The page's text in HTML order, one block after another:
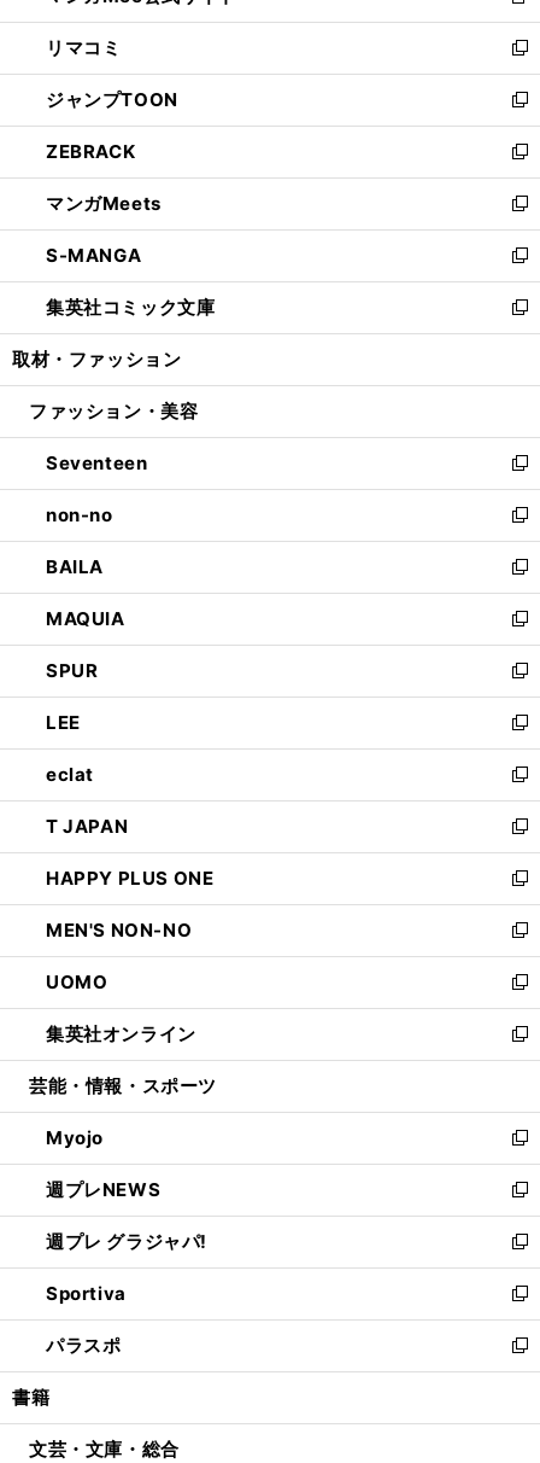
ウ
で
開
く
ン
ド
ウ
で
開
く
ウ
ィ
ン
ド
ウ
で
開
く
し
い
ウ
ィ
ン
ド
ウ
で
開
く
リマコミ
新
し
い
ウ
ィ
ン
ド
ウ
で
開
く
ジャンプTOON
新
し
い
ウ
ィ
ン
ド
ウ
で
開
ZEBRACK
新
し
い
ウ
ィ
ン
ド
ウ
開
マンガMeets
新
し
い
ウ
ィ
ン
ウ
開
く
S-MANGA
新
し
い
ウ
ン
ウ
で
開
く
集英社コミック文庫
新
し
ウ
ン
ド
ウ
で
開
く
取材・ファッション
ファッション・美容
Seventeen
新
し
い
ウ
ィ
ン
ド
ウ
で
開
く
non-no
新
し
い
ウ
ィ
ン
ド
ウ
で
開
く
BAILA
新
し
い
ウ
ィ
ン
ド
ウ
で
開
く
MAQUIA
新
し
い
ウ
ィ
ン
ド
ウ
で
開
く
SPUR
新
し
い
ウ
ィ
ン
ド
ウ
で
開
く
LEE
新
し
い
ウ
ィ
ン
ド
ウ
で
開
く
eclat
新
し
い
ウ
ィ
ン
ド
ウ
で
開
く
T JAPAN
新
し
い
ウ
ィ
ン
ド
ウ
で
開
HAPPY PLUS ONE
新
し
い
ウ
ィ
ン
ド
ウ
開
く
MEN'S NON-NO
新
し
い
ウ
ィ
ン
ウ
で
開
く
UOMO
新
し
い
ウ
ン
ド
ウ
で
開
く
集英社オンライン
新
し
ウ
ィ
ン
ド
ウ
で
開
く
芸能・情報・スポーツ
Myojo
新
し
い
ウ
ィ
ン
ド
ウ
で
開
週プレNEWS
新
し
い
ウ
ィ
ン
ド
ウ
開
週プレ グラジャパ!
新
し
い
ウ
ィ
ン
ウ
Sportiva
新
し
い
ウ
ン
パラスポ
新
し
ウ
書籍
文芸・文庫・総合